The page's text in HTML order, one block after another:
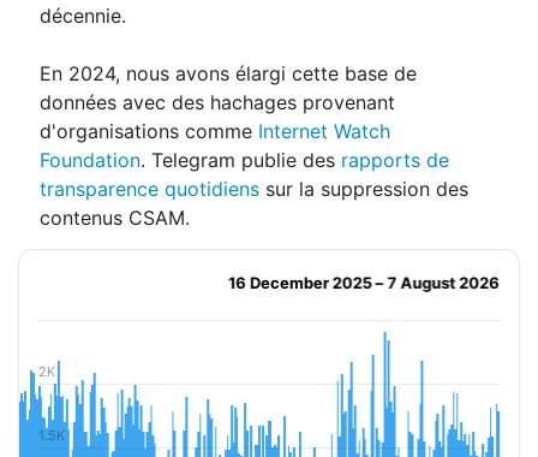
décennie.
En 2024, nous avons élargi cette base de
données avec des hachages provenant
d'organisations comme Internet Watch
Foundation. Telegram publie des rapports de
transparence quotidiens sur la suppression des
contenus CSAM.